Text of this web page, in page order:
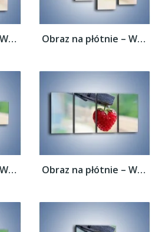
Obraz na płótnie – Wisząca truskawka –... Obraz na płótnie – Wisząca truskawka –...
Obraz na płótnie – Wisząca truskawka –... Obraz na płótnie – Wisząca truskawka –...